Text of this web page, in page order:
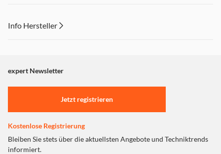
Info Hersteller
"Marketing".
Einstellungen anpassen
expert Newsletter
Jetzt registrieren
Kostenlose Registrierung
Bleiben Sie stets über die aktuellsten Angebote und Techniktrends
informiert.